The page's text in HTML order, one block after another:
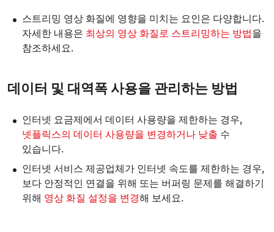
스트리밍 영상 화질에 영향을 미치는 요인은 다양합니다.
자세한 내용은 최상의 영상 화질로 스트리밍하는 방법을
참조하세요.
데이터 및 대역폭 사용을 관리하는 방법
인터넷 요금제에서 데이터 사용량을 제한하는 경우,
넷플릭스의 데이터 사용량을 변경하거나 낮출 수
있습니다.
인터넷 서비스 제공업체가 인터넷 속도를 제한하는 경우,
보다 안정적인 연결을 위해 또는 버퍼링 문제를 해결하기
위해 영상 화질 설정을 변경해 보세요.